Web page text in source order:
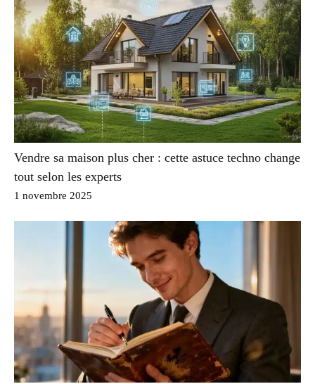
Vendre sa maison plus cher : cette astuce techno change
tout selon les experts
1 novembre 2025